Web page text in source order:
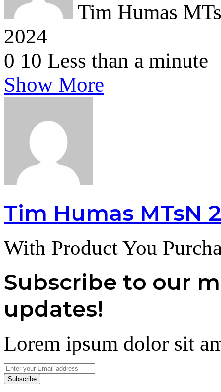
Tim Humas
2024
0 10 Less than a minute
Show More
Tim Humas MTsN
With Product You
Subscribe to our
updates!
Lorem ipsum dolor sit
Enter
your
Email